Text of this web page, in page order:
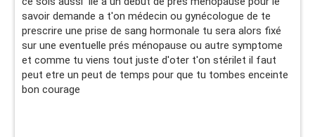
savoir demande a t'on médecin ou gynécologue de te
prescrire une prise de sang hormonale tu sera alors fixé
sur une eventuelle prés ménopause ou autre symptome
et comme tu viens tout juste d'oter t'on stérilet il faut
peut etre un peut de temps pour que tu tombes enceinte
bon courage